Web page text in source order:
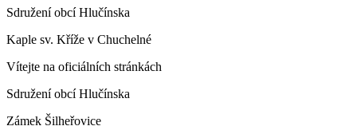
Sdružení obcí Hlučínska
Kaple sv. Kříže v Chuchelné
Vítejte na oficiálních stránkách
Sdružení obcí Hlučínska
Zámek Šilheřovice